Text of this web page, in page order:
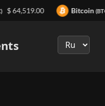
$ 64,519.00 Bitcoin